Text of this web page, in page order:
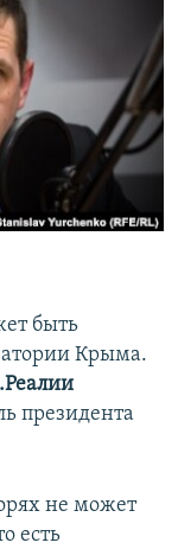
быть
Крыма.
президента
не может
есть